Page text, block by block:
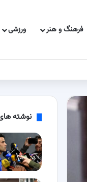
فرهنگ و هنر ورزشی
نوشته